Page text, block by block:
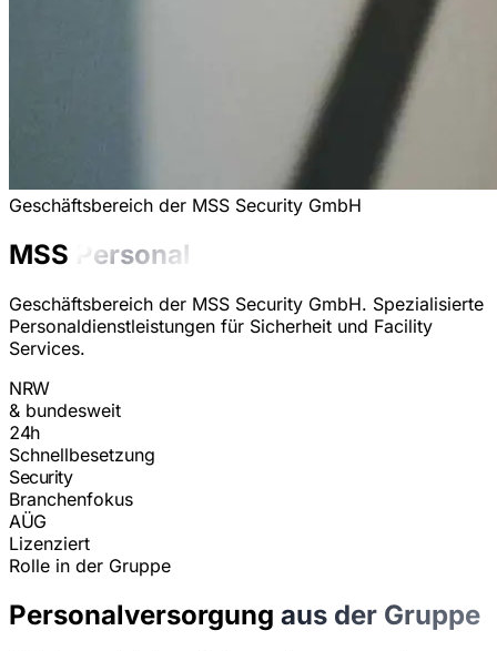
Geschäftsbereich der MSS Security GmbH
MSS Personal
Geschäftsbereich der MSS Security GmbH. Spezialisierte
Personaldienstleistungen für Sicherheit und Facility
Services.
NRW
& bundesweit
24h
Schnellbesetzung
Security
Branchenfokus
AÜG
Lizenziert
Rolle in der Gruppe
Personalversorgung aus der Gruppe